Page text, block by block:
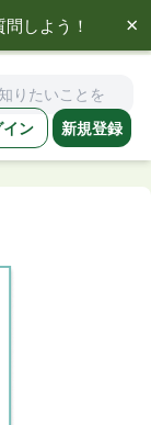
しよう！ ×
イン 新規登録